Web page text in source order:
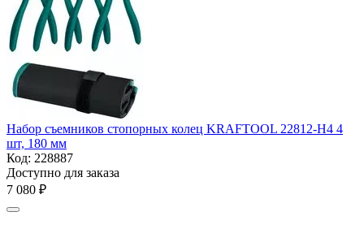
Набор съемников стопорных колец KRAFTOOL 22812-H4 4
шт, 180 мм
Код: 228887
Доступно для заказа
7 080 ₽